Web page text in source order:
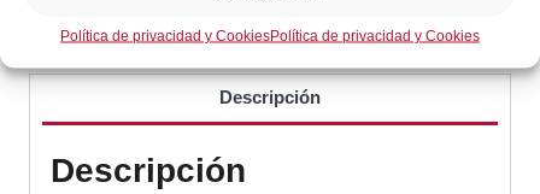
Política de privacidad y CookiesPolítica de privacidad y Cookies
Descripción
Descripción